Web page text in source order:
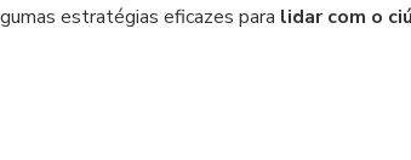
estratégias eficazes para lidar com o